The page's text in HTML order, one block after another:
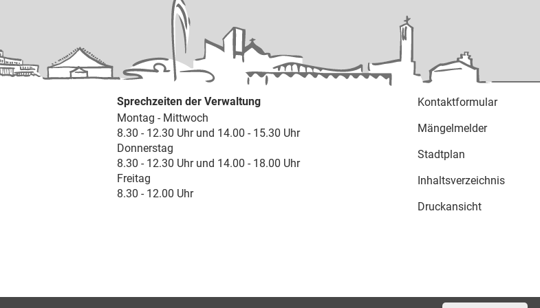
Sprechzeiten der Verwaltung
Montag - Mittwoch
8.30 - 12.30 Uhr und 14.00 - 15.30 Uhr
Donnerstag
8.30 - 12.30 Uhr und 14.00 - 18.00 Uhr
Freitag
8.30 - 12.00 Uhr
Kontaktformular
Mängelmelder
Stadtplan
Inhaltsverzeichnis
Druckansicht